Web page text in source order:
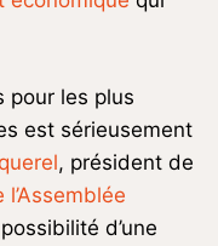
pour les plus
est sérieusement
, président de
d’une